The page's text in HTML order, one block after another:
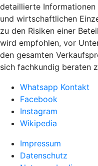
detaillierte
und wirtschaftlichen
zu den Risiken einer
wird empfohlen, vor
den gesamten
sich fachkundig beraten
Whatsapp Kontakt
Facebook
Instagram
Wikipedia
Impressum
Datenschutz